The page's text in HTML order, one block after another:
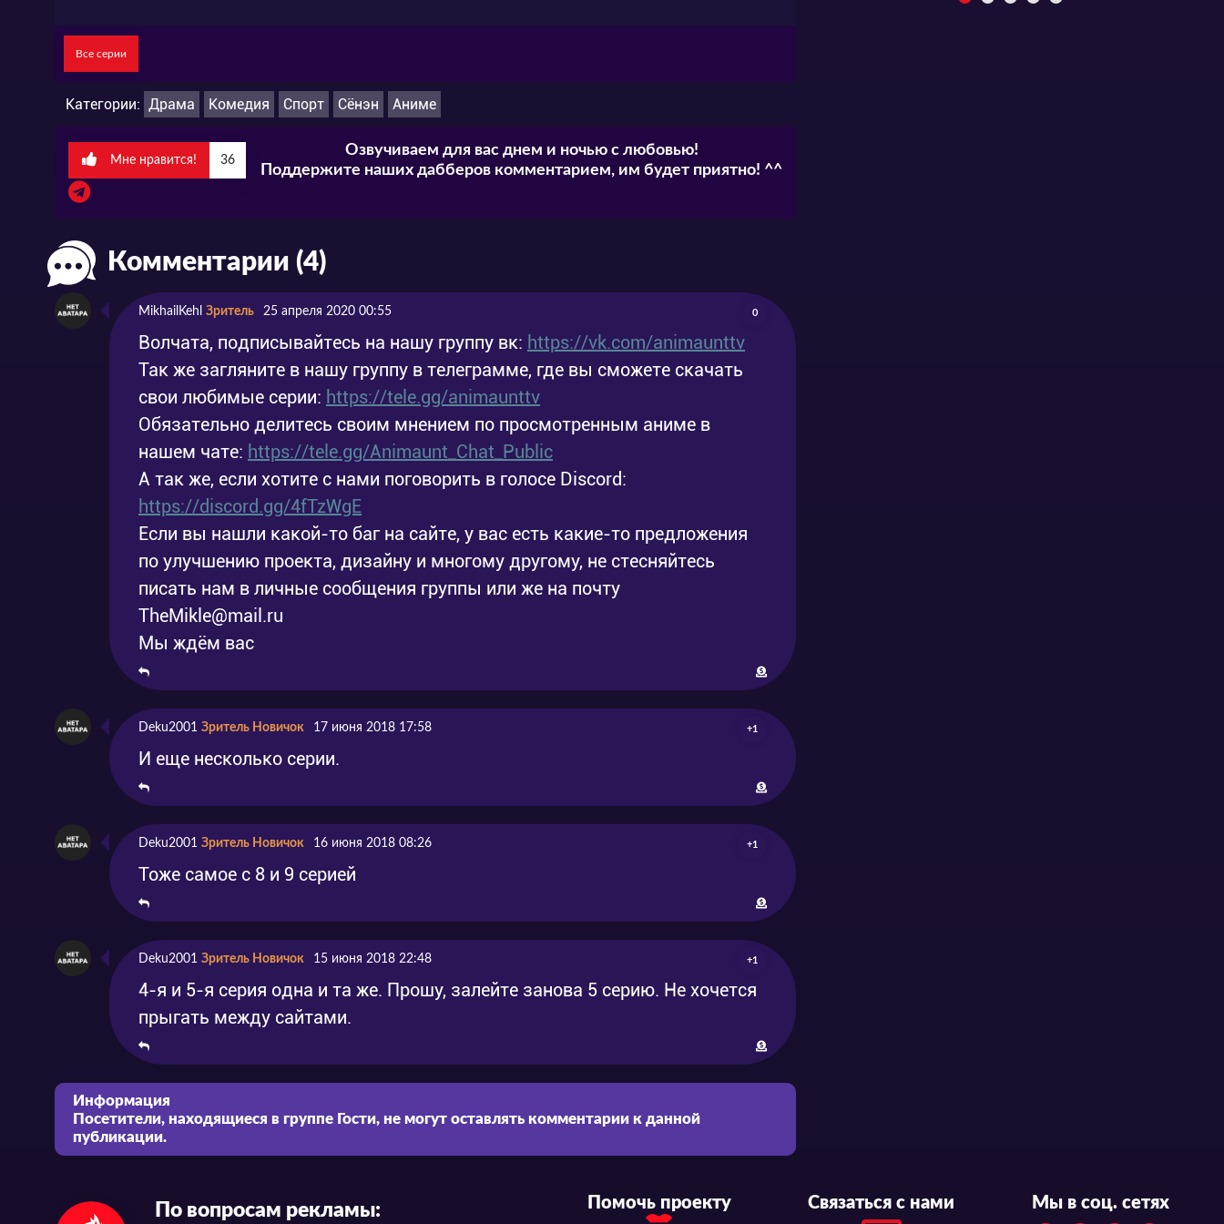
Все серии
Категории: Драма Комедия Спорт Сёнэн Аниме
Мне нравится! 36
Озвучиваем для вас днем и ночью с любовью!
Поддержите наших дабберов комментарием, им будет приятно! ^^
Комментарии (4)
MikhailKehl Зритель 25 апреля 2020 00:55 0
Волчата, подписывайтесь на нашу группу вк: https://vk.com/animaunttv
Так же загляните в нашу группу в телеграмме, где вы сможете скачать
свои любимые серии: https://tele.gg/animaunttv
Обязательно делитесь своим мнением по просмотренным аниме в
нашем чате: https://tele.gg/Animaunt_Chat_Public
А так же, если хотите с нами поговорить в голосе Discord:
https://discord.gg/4fTzWgE
Если вы нашли какой-то баг на сайте, у вас есть какие-то предложения
по улучшению проекта, дизайну и многому другому, не стесняйтесь
писать нам в личные сообщения группы или же на почту
TheMikle@mail.ru
Мы ждём вас
Deku2001 Зритель Новичок 17 июня 2018 17:58 +1
И еще несколько серии.
Deku2001 Зритель Новичок 16 июня 2018 08:26 +1
Тоже самое с 8 и 9 серией
Deku2001 Зритель Новичок 15 июня 2018 22:48 +1
4-я и 5-я серия одна и та же. Прошу, залейте занова 5 серию. Не хочется
прыгать между сайтами.
Информация
Посетители, находящиеся в группе Гости, не могут оставлять комментарии к данной
публикации.
По вопросам рекламы: Помочь проекту Связаться с нами Мы в соц. сетях